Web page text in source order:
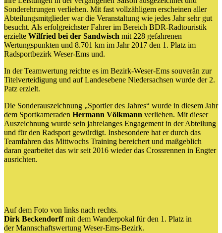
Sonderehrungen verliehen. Mit fast vollzähligem erscheinen aller
Abteilungsmitglieder war die Veranstaltung wie jedes Jahr sehr gut
besucht. Als erfolgreichster Fahrer im Bereich BDR-Radtouristik
erzielte Wilfried bei der Sandwisch mit 228 gefahrenen
Wertungspunkten und 8.701 km im Jahr 2017 den 1. Platz im
Radsportbezirk Weser-Ems und.
In der Teamwertung reichte es im Bezirk-Weser-Ems souverän zur
Titelverteidigung und auf Landesebene Niedersachsen wurde der 2.
Patz erzielt.
Die Sonderauszeichnung „Sportler des Jahres“ wurde in diesem Jahr
dem Sportkameraden Hermann Völkmann verliehen. Mit dieser
Auszeichnung wurde sein jahrelanges Engagement in der Abteilung
und für den Radsport gewürdigt. Insbesondere hat er durch das
Teamfahren das Mittwochs Training bereichert und maßgeblich
daran gearbeitet das wir seit 2016 wieder das Crossrennen in Engter
ausrichten.
Auf dem Foto von links nach rechts.
Dirk Beckendorffmit dem Wanderpokal für den 1. Platz in
der Mannschaftswertung Weser-Ems-Bezirk.